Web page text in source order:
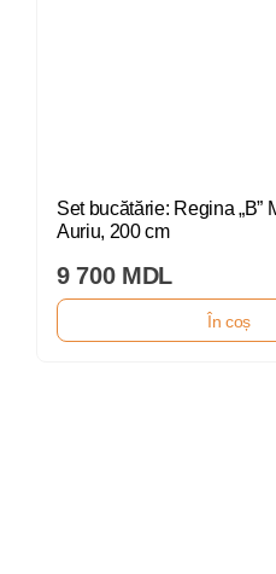
Set bucătărie: Regina „B”
Auriu, 200 cm
9 700 MDL
În coș